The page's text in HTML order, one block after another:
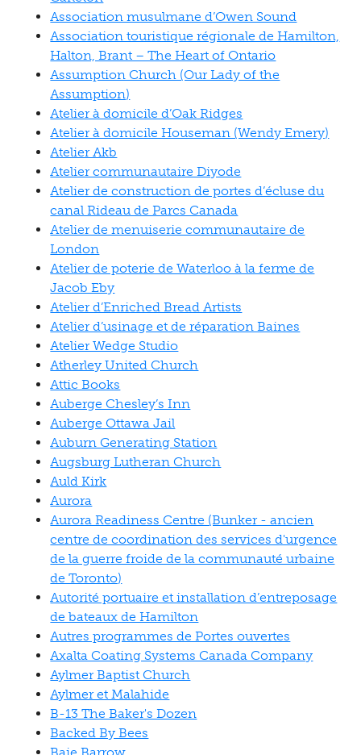
Association musulmane d’Owen Sound
Association touristique régionale de Hamilton,
Halton, Brant – The Heart of Ontario
Assumption Church (Our Lady of the
Assumption)
Atelier à domicile d’Oak Ridges
Atelier à domicile Houseman (Wendy Emery)
Atelier Akb
Atelier communautaire Diyode
Atelier de construction de portes d’écluse du
canal Rideau de Parcs Canada
Atelier de menuiserie communautaire de
London
Atelier de poterie de Waterloo à la ferme de
Jacob Eby
Atelier d’Enriched Bread Artists
Atelier d’usinage et de réparation Baines
Atelier Wedge Studio
Atherley United Church
Attic Books
Auberge Chesley’s Inn
Auberge Ottawa Jail
Auburn Generating Station
Augsburg Lutheran Church
Auld Kirk
Aurora
Aurora Readiness Centre (Bunker - ancien
centre de coordination des services d'urgence
de la guerre froide de la communauté urbaine
de Toronto)
Autorité portuaire et installation d’entreposage
de bateaux de Hamilton
Autres programmes de Portes ouvertes
Axalta Coating Systems Canada Company
Aylmer Baptist Church
Aylmer et Malahide
B-13 The Baker's Dozen
Backed By Bees